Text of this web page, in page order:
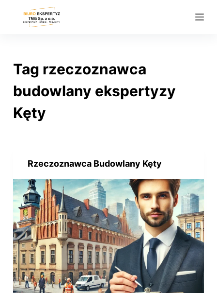
Tag rzeczoznawca
budowlany ekspertyzy
Kęty
Rzeczoznawca Budowlany Kęty